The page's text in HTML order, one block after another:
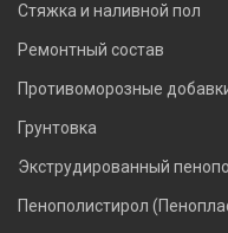
Стяжка и наливной пол
Ремонтный состав
Противоморозные
Грунтовка
Экструдированный
Пенополистирол